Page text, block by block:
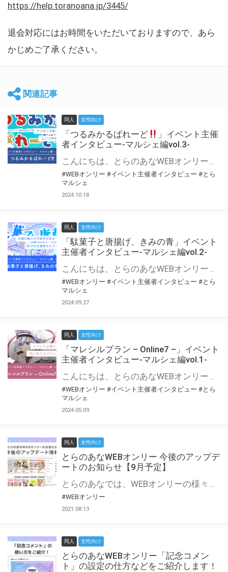
https://help.toranoana.jp/3445/
退会対応にはお時間をいただいておりますので、あら
かじめご了承ください。
関連記事
同人 女性向け
「つるみかるぱれーど
」イベント主催
者インタビュー-マルシェ編vol.3-
こんにちは、とらのあなWEBオンリー運営スタッフです。 新たにお届けする、イベント主催者インタビュー-マルシェ編-は、 とらのあなWEBオンリー「マルシェ」をご利用した主催様に 「マルシェ」を使って開催した感想や心がけをお聞きする企画です。 今回は、WEBオンリー初開催「つるみかるぱれーど
#WEBオンリー #イベント主催者インタビュー #とら
マルシェ
2024.10.18
同人 女性向け
「駄菓子と唐揚げ、きみの青」イベント
主催者インタビュー-マルシェ編vol.2-
こんにちは、とらのあなWEBオンリー運営スタッフです。 新たにお届けする、イベント主催者インタビュー-マルシェ編-は、 とらのあなWEBオンリー「マルシェ」をご利用の主催様に 「マルシェ」を使ってイベントを開催した感想や心がけをお聞きする企画です。 今回は、WEBオンリー初開催「駄菓子と唐揚げ、きみの青」より、 主催のぎこ六屋様にお話を伺いました。 協力：ぎこ六屋様／イベント公式Twitter（@krkgwks） とらのあなWEBオンリー「マルシェ」とは？ WEBオンリーでリアルタイムでコミュニケーションがとれるオンライン会場です。
#WEBオンリー #イベント主催者インタビュー #とら
マルシェ
2024.09.27
同人 女性向け
「マレシルプラン – Online7 –」イベント
主催者インタビュー-マルシェ編vol.1-
こんにちは、とらのあなWEBオンリー運営スタッフです。 新たにお届けする、イベント主催者インタビュー-マルシェ編-は、 とらのあなWEBオンリー「マルシェ」をご利用した主催様に 「マルシェ」を使って開催した感想や心がけをお聞きする企画です。 今回は、WEBオンリー開催7回目迎えた「マレシルプラン – Online7 –」より、 主催の玉川うた様にお話を伺いました。 ▼マレシルプランのインタビュー前回記事 「イベント主催者インタビュー vol.6」はこちら 協力：玉川うた様（マレシルプラン実行委員会 代表）／イベント公式Twitter（@mallesil_plan） とらのあなWEBオンリー「マルシェ」とは？ WEBオンリーでリアルタイムでコミュニケーションがとれるオンライン会場です。
#WEBオンリー #イベント主催者インタビュー #とら
マルシェ
2024.05.09
同人 女性向け
とらのあなWEBオンリー 今後のアップデ
ートのお知らせ【9月予定】
とらのあなでは、WEBオンリーの様々な支援を実施しています。 今回は2021年9月に実装を予定しているアップデート情報についてご紹介いたします。 とらのあなWEBオンリーサイトはこちら
#WEBオンリー
2021.08.13
同人 女性向け
とらのあなWEBオンリー「記念コメン
ト」の設定の仕方などをご紹介します！